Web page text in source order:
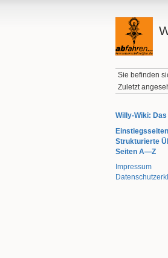
Sie befinden
Zuletzt
Willy-Wiki:
Einstiegsseiten
Strukturierte
Seiten A—Z
Impressum